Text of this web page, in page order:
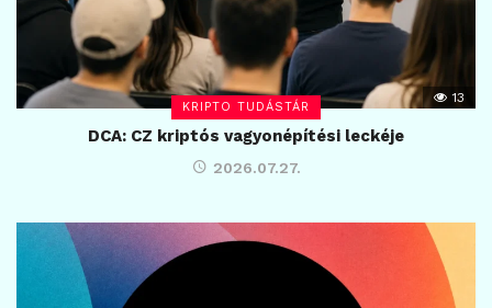
KRIPTO TUDÁSTÁR
13
DCA: CZ kriptós vagyonépítési leckéje
2026.07.27.